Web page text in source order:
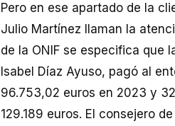
Pero en ese apartado de la
Julio Martínez llaman la
de la ONIF se especifica que
Isabel Díaz Ayuso, pagó al
96.753,02 euros en 2023 y
129.189 euros. El consejero